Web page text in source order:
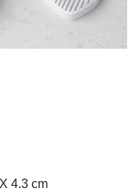
4.3 cm